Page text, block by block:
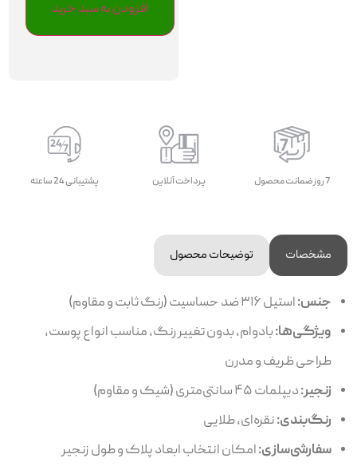
افزودن به سبد خرید
7 روز ضمانت محصول پرداخت آنلاین پشتیبانی 24 ساعته
مشخصات توضیحات محصول
جنس:استیل ۳۱۶ ضد حساسیت (رنگ ثابت و مقاوم)
ویژگی‌ها:بادوام، بدون تغییر رنگ، مناسب انواع پوست،
طراحی ظریف و مدرن
زنجیر:دیپلمات ۴۵ سانتی‌متری (شیک و مقاوم)
رنگ‌بندی:نقره‌ای، طلایی
سفارشی‌سازی:امکان انتخاب ابعاد پلاک و طول زنجیر